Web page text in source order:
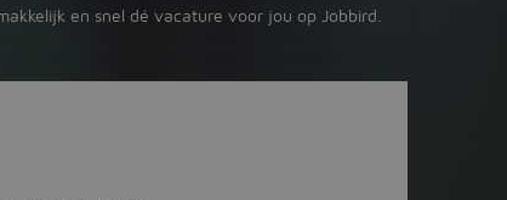
en snel dé vacature voor jou op Jobbird.